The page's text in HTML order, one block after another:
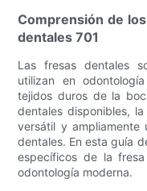
Comprensión de
dentales 701
Las fresas dentales
utilizan en
tejidos duros de la
dentales disponibles,
versátil y ampliamente
dentales. En esta guía
específicos de la
odontología moderna.